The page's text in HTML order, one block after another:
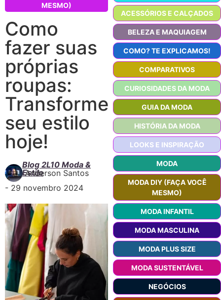
MESMO)
Como
fazer suas
próprias
roupas:
Transforme
seu estilo
hoje!
Blog 2L10 Moda &
Estilo
Anderson Santos
- 29 novembro 2024
ACESSÓRIOS E CALÇADOS
BELEZA E MAQUIAGEM
COMO? TE EXPLICAMOS!
COMPARATIVOS
CURIOSIDADES DA MODA
GUIA DA MODA
HISTÓRIA DA MODA
LOOKS E INSPIRAÇÃO
MODA
MODA DIY (FAÇA VOCÊ
MESMO)
MODA INFANTIL
MODA MASCULINA
MODA PLUS SIZE
MODA SUSTENTÁVEL
NEGÓCIOS